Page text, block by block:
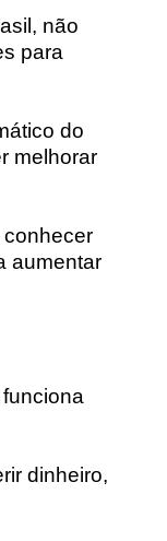
não
para
do
melhorar
conhecer
aumentar
dinheiro,